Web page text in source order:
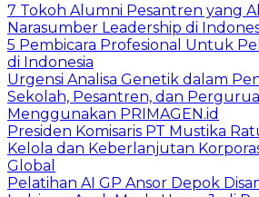
7 Tokoh Alumni Pesantren yang
Narasumber Leadership di
5 Pembicara Profesional Untuk
di Indonesia
Urgensi Analisa Genetik dalam
Sekolah, Pesantren, dan
Menggunakan PRIMAGEN.id
Presiden Komisaris PT Mustika
Kelola dan Keberlanjutan
Global
Pelatihan AI GP Ansor Depok